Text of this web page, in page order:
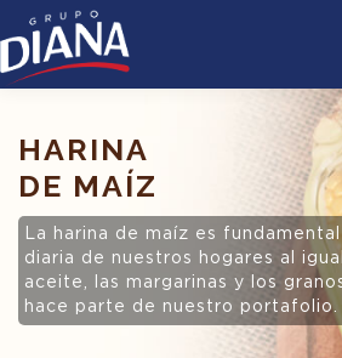
HARINA
DE MAÍZ
La harina de maíz es
diaria de nuestros hogares al
aceite, las margarinas y los
hace parte de nuestro portafolio.